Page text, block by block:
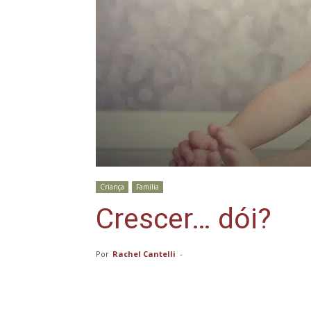
Criança Família
Crescer… dói?
Por Rachel Cantelli -